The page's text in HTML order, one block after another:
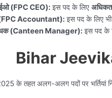
(FPC CEO):इस पद के लिए
Accountant):इस पद के लिए
(Canteen Manager):इस पद के
Bihar
2025 के तहत अलग-अलग पदों पर